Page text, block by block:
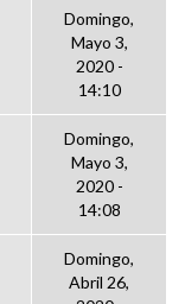
Domingo,
Mayo 3,
2020 -
14:10
Domingo,
Mayo 3,
2020 -
14:08
Domingo,
Abril 26,